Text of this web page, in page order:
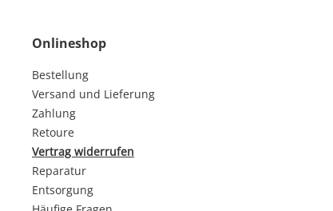
Onlineshop
Bestellung
Versand und Lieferung
Zahlung
Retoure
Vertrag widerrufen
Reparatur
Entsorgung